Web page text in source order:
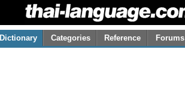
Dictionary Categories Reference Forums